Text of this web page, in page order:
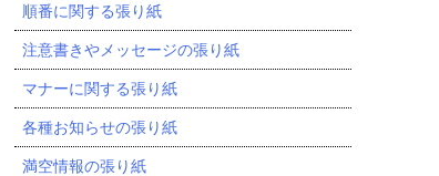
順番に関する張り紙
注意書きやメッセージの張り紙
マナーに関する張り紙
各種お知らせの張り紙
満空情報の張り紙